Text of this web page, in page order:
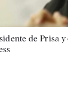
de Prisa y